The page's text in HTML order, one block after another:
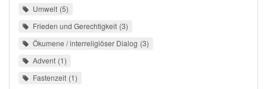
Umwelt 5
Frieden und Gerechtigkeit 3
Ökumene / interreligiöser Dialog 3
Advent 1
Fastenzeit 1